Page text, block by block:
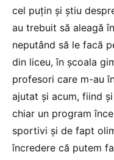
cel puțin și știu
au trebuit să aleagă
neputând să le facă
din liceu, în școala
profesori care m-au
ajutat și acum, fiind
chiar un program
sportivi și de fapt
încredere că putem